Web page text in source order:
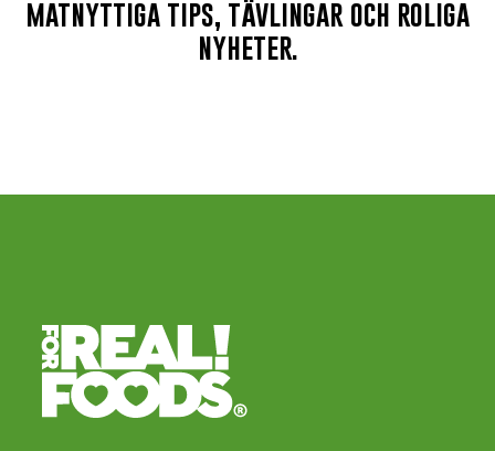
matnyttiga tips, tävlingar och roliga
nyheter.